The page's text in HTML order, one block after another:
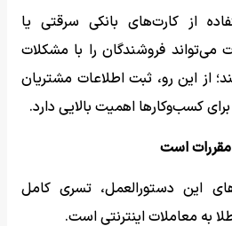
از کارت‌های بانکی سرقتی یا
فروشندگان را با مشکلات
از این رو، ثبت اطلاعات مشتریان
کسب‌وکارها اهمیت بالایی دارد.
است
این دستورالعمل، تسری کامل
به معاملات اینترنتی است.